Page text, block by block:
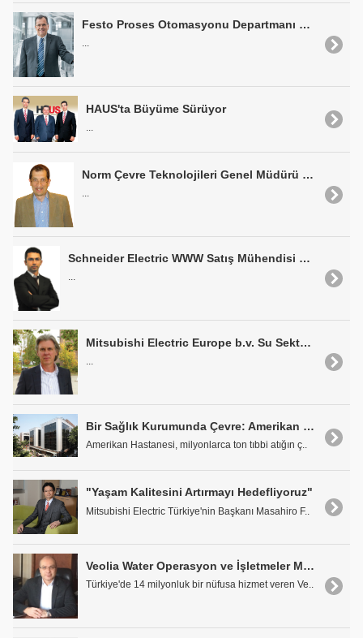
Festo Proses Otomasyonu Departmanı Müdürü Dr. Eckhard Roos: "Atıksuyu Çöp Olarak Görmemeliyiz"
...
HAUS'ta Büyüme Sürüyor
Norm Çevre Teknolojileri Genel Müdürü Murad Özbaşaran: "Tüm Süreçler Yeniden Ele Alınıp, Düzenlenmeli"
...
Schneider Electric WWW Satış Mühendisi Ramazan Tunçer: "Aquis ile Altyapıyı Kontrol Altına Alıyoruz"
...
Mitsubishi Electric Europe b.v. Su Sektörü Yöneticisi Detlef Koffke: "Çevre Sektöründe Anahtar Firmalardan Biri Olmak İstiyoruz"
...
Bir Sağlık Kurumunda Çevre: Amerikan Hastanesi
Amerikan Hastanesi, milyonlarca ton tıbbi atığın ç..
"Yaşam Kalitesini Artırmayı Hedefliyoruz"
Mitsubishi Electric Türkiye'nin Başkanı Masahiro F..
Veolia Water Operasyon ve İşletmeler Müdürü Süleyman Erkal: "Türkiye'de 14 Milyonluk bir Nüfusa Hizmet Veriyoruz"
Türkiye'de 14 milyonluk bir nüfusa hizmet veren Ve..